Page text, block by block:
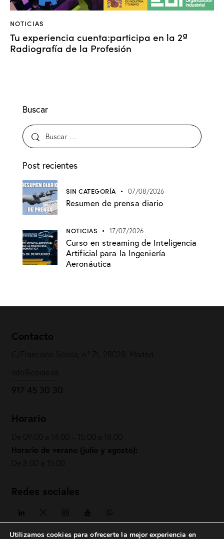
NOTICIAS
Tu experiencia cuenta:participa en la 2ª
Radiografía de la Profesión
Buscar
Post recientes
SIN CATEGORÍA 07/08/2026
Resumen de prensa diario
NOTICIAS 17/07/2026
Curso en streaming de Inteligencia
Artificial para la Ingeniería
Aeronáutica
Contacto
C/Francisco Silvela, n.º 71, 28028, Madrid
917 45 30 30
Horario
De 09:00 a 14:00 – 15:00 a 18:00
Horario de verano (julio y agosto):
De 8:00 a 15:00
Redes sociales
Utilizamos cookies para ofrecerte la mejor experiencia en